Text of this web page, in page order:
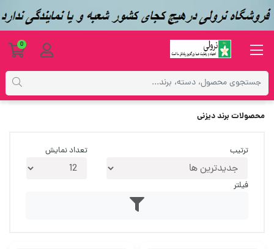
محصولات برند دیزنی
ترتیب تعداد نمایش
فیلتر
0